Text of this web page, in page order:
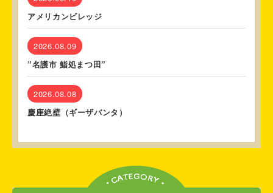
アメリカンビレッジ
2026.08.09
”名護市 鮨処まつ田”
2026.08.08
慶座絶壁（ギーザバンタ）